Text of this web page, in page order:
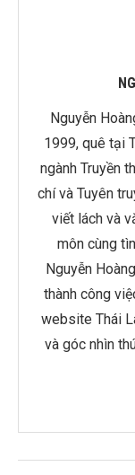
Nguyễn
1999, quê tại
ngành Truyền
chí và Tuyên
viết lách và
môn cùng
Nguyễn
thành công
website Thái
và góc nhìn